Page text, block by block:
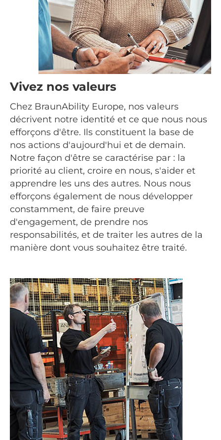
Vivez nos valeurs
Chez BraunAbility Europe, nos valeurs
décrivent notre identité et ce que nous nous
efforçons d'être. Ils constituent la base de
nos actions d'aujourd'hui et de demain.
Notre façon d'être se caractérise par : la
priorité au client, croire en nous, s'aider et
apprendre les uns des autres. Nous nous
efforçons également de nous développer
constamment, de faire preuve
d'engagement, de prendre nos
responsabilités, et de traiter les autres de la
manière dont vous souhaitez être traité.